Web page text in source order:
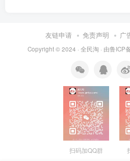
友链申请 免责声明 广
Copyright © 2024 · 全民淘 · 由鲁ICP
扫码加QQ群